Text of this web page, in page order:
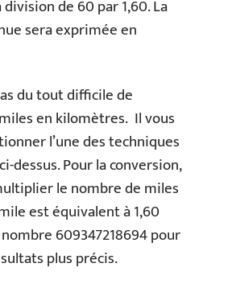
de 60 par 1,60. La
sera exprimée en
du tout difficile de
en kilomètres. Il vous
l’une des techniques
dessus. Pour la conversion,
le nombre de miles
est équivalent à 1,60
609347218694 pour
plus précis.